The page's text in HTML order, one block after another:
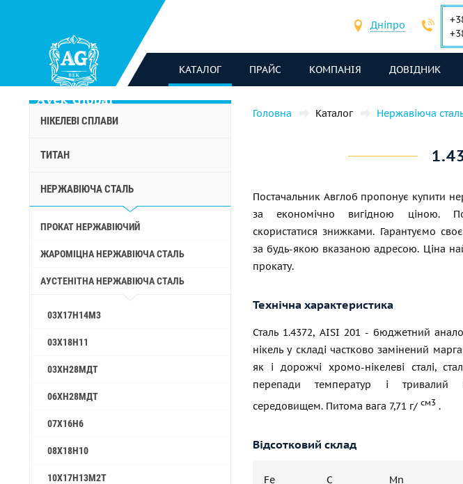
Дніпро
КАТАЛОГ ПРАЙС КОМПАНІЯ ДОВІДНИК
НІКЕЛЕВІ СПЛАВИ
ТИТАН
НЕРЖАВІЮЧА СТАЛЬ
ПРОКАТ НЕРЖАВІЮЧИЙ
ЖАРОМІЦНА НЕРЖАВІЮЧА СТАЛЬ
АУСТЕНІТНА НЕРЖАВІЮЧА СТАЛЬ
03Х17Н14М3
03Х18Н11
03ХН28МДТ
06ХН28МДТ
07Х16Н6
08Х18Н10
10Х17Н13М2Т
Головна Каталог Нержавіюча
Постачальник Авглоб пропонує купити
за економічно вигідною ціною.
скористатися знижками. Гарантуємо
за будь-якою вказаною адресою. Ціна
прокату.
Технічна характеристика
Сталь 1.4372, AISI 201 - бюджетний
нікель у складі частково замінений
як і дорожчі хромо-нікелеві сталі,
перепади температур і тривалий
середовищем. Питома вага 7,71 г/ см3 .
Відсотковий склад
Fe C Mn